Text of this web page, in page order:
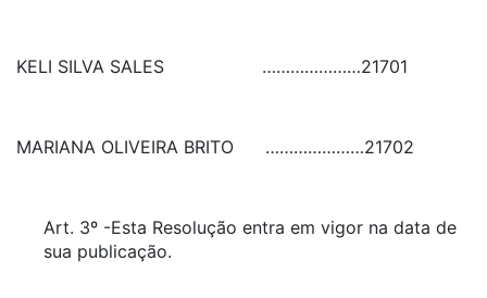
KELI SILVA SALES …………………21701
MARIANA OLIVEIRA BRITO …………………21702
Art. 3º -Esta Resolução entra em vigor na data de
sua publicação.